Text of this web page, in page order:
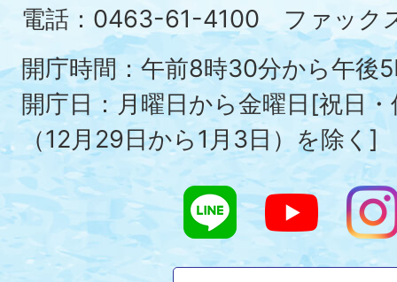
電話：0463-61-4100 ファック
開庁時間：午前8時30分から午後
開庁日：月曜日から金曜日[祝日
（12月29日から1月3日）を除く]